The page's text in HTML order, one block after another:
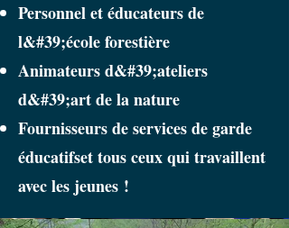
Personnel et éducateurs de
l&#39;école forestière
Animateurs d&#39;ateliers
d&#39;art de la nature
Fournisseurs de services de garde
éducatifset tous ceux qui travaillent
avec les jeunes !